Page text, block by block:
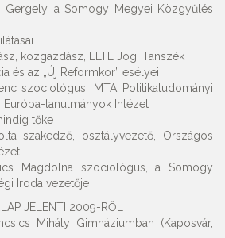
Gergely, a Somogy Megyei Közgyűlés
közgazdász, ELTE Jogi Tanszék
és az „Új Reformkor” esélyei
szociológus, MTA Politikatudományi
Európa-tanulmányok Intézet
tőke
szakedző, osztályvezető, Országos
Magdolna szociológus, a Somogy
Iroda vezetője
JELENTI 2009-RŐL
Mihály Gimnáziumban (Kaposvár,